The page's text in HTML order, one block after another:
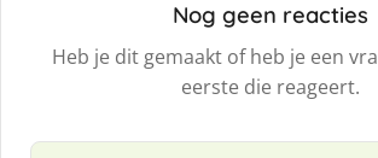
Nog geen reacties
Heb je dit gemaakt of heb je een
eerste die reageert.